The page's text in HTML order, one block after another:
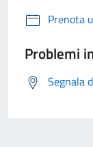
Prenota
Problemi
Segnala